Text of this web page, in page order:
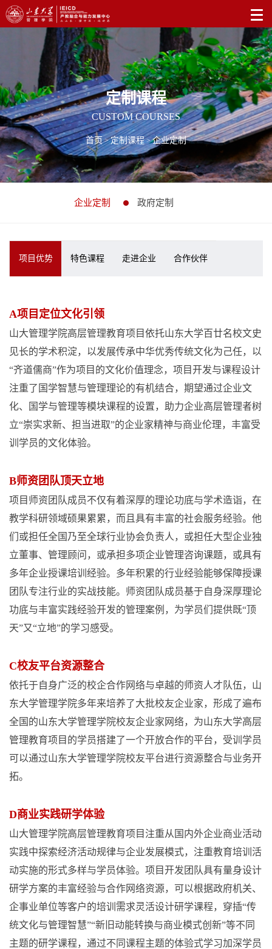
定制课程
CUSTOM COURSES
首页 > 定制课程 > 企业定制
企业定制 政府定制
项目优势 特色课程 走进企业 合作伙伴
A项目定位文化引领
山大管理学院高层管理教育项目依托山东大学百廿名校文史
见长的学术积淀，以发展传承中华优秀传统文化为己任，以
“齐道儒商”作为项目的文化价值理念，项目开发与课程设计
注重了国学智慧与管理理论的有机结合，期望通过企业文
化、国学与管理等模块课程的设置，助力企业高层管理者树
立“崇实求新、担当进取”的企业家精神与商业伦理，丰富受
训学员的文化体验。
B师资团队顶天立地
项目师资团队成员不仅有着深厚的理论功底与学术造诣，在
教学科研领域硕果累累，而且具有丰富的社会服务经验。他
们或担任全国乃至全球行业协会负责人，或担任大型企业独
立董事、管理顾问，或承担多项企业管理咨询课题，或具有
多年企业授课培训经验。多年积累的行业经验能够保障授课
团队专注行业的实战技能。师资团队成员基于自身深厚理论
功底与丰富实践经验开发的管理案例，为学员们提供既“顶
天”又“立地”的学习感受。
C校友平台资源整合
依托于自身广泛的校企合作网络与卓越的师资人才队伍，山
东大学管理学院多年来培养了大批校友企业家，形成了遍布
全国的山东大学管理学院校友企业家网络，为山东大学高层
管理教育项目的学员搭建了一个开放合作的平台，受训学员
可以通过山东大学管理学院校友平台进行资源整合与业务开
拓。
D商业实践研学体验
山大管理学院高层管理教育项目注重从国内外企业商业活动
实践中探索经济活动规律与企业发展模式，注重教育培训活
动实施的形式多样与学员体验。项目开发团队具有量身设计
研学方案的丰富经验与合作网络资源，可以根据政府机关、
企事业单位等客户的培训需求灵活设计研学课程，穿插“传
统文化与管理智慧”“新旧动能转换与商业模式创新”等不同
主题的研学课程，通过不同课程主题的体验式学习加深学员